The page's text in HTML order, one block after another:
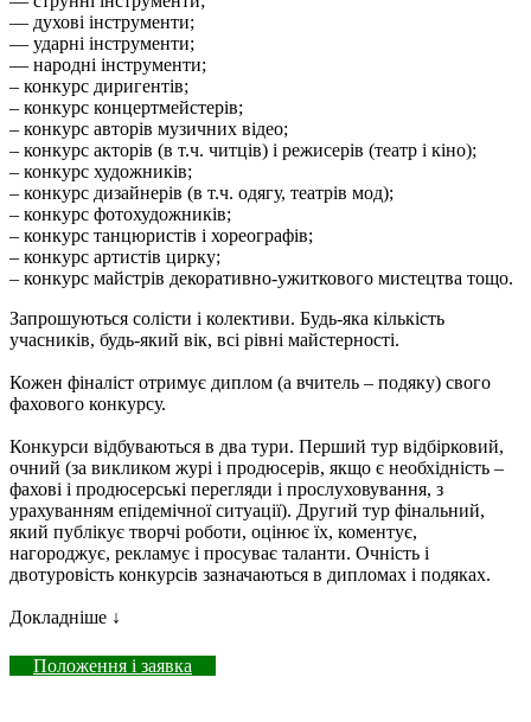
–– духові інструменти;
–– ударні інструменти;
–– народні інструменти;
– конкурс диригентів;
– конкурс концертмейстерів;
– конкурс авторів музичних відео;
– конкурс акторів (в т.ч. читців) і режисерів (театр і кіно);
– конкурс художників;
– конкурс дизайнерів (в т.ч. одягу, театрів мод);
– конкурс фотохудожників;
– конкурс танцюристів і хореографів;
– конкурс артистів цирку;
– конкурс майстрів декоративно-ужиткового мистецтва тощо.
Запрошуються солісти і колективи. Будь-яка кількість
учасників, будь-який вік, всі рівні майстерності.
Кожен фіналіст отримує диплом (а вчитель – подяку) свого
фахового конкурсу.
Конкурси відбуваються в два тури. Перший тур відбірковий,
очний (за викликом журі і продюсерів, якщо є необхідність –
фахові і продюсерські перегляди і прослуховування, з
урахуванням епідемічної ситуації). Другий тур фінальний,
який публікує творчі роботи, оцінює їх, коментує,
нагороджує, рекламує і просуває таланти. Очність і
двотуровість конкурсів зазначаються в дипломах і подяках.
Докладніше ↓
Положення і заявка